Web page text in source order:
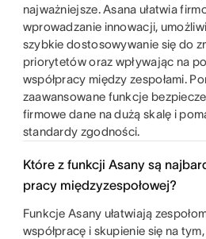
najważniejsze. Asana ułatwia
wprowadzanie innowacji,
szybkie dostosowywanie się do
priorytetów oraz wpływając na
współpracy między zespołami.
zaawansowane funkcje
firmowe dane na dużą skalę i
standardy zgodności.
Które z funkcji Asany są
pracy międzyzespołowej?
Funkcje Asany ułatwiają
współpracę i skupienie się na